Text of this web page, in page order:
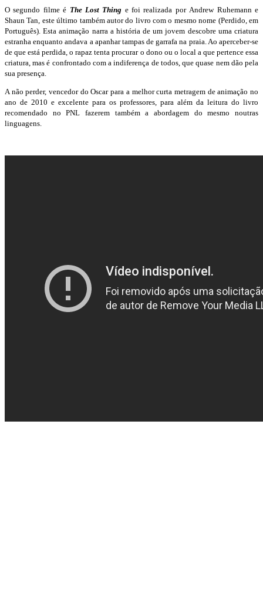
O segundo filme é The Lost Thing e foi realizada por Andrew Ruhemann e
Shaun Tan, este último também autor do livro com o mesmo nome (Perdido, em
Português). Esta animação narra a história de um jovem descobre uma criatura
estranha enquanto andava a apanhar tampas de garrafa na praia. Ao aperceber-se
de que está perdida, o rapaz tenta procurar o dono ou o local a que pertence essa
criatura, mas é confrontado com a indiferença de todos, que quase nem dão pela
sua presença.
A não perder, vencedor do Oscar para a melhor curta metragem de animação no
ano de 2010 e excelente para os professores, para além da leitura do livro
recomendado no PNL fazerem também a abordagem do mesmo noutras
linguagens.